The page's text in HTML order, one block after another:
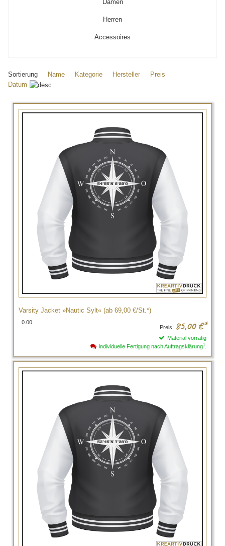
Damen
Herren
Accessoires
Sortierung Name Kategorie Hersteller
Preis
Datum
Varsity Jacket »Nautic Sylt« (ab 69,00 €/St.*)
0.00
Preis: 85,00 €*
Material vorrätig
individuelle Fertigung nach Auftragsklärung1